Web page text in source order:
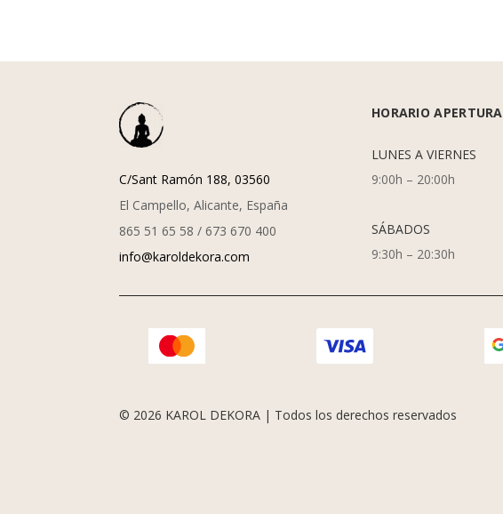
C/Sant Ramón 188, 03560
El Campello, Alicante, España
865 51 65 58 / 673 670 400
info@karoldekora.com
HORARIO APERTURA
LUNES A VIERNES
9:00h – 20:00h
SÁBADOS
9:30h – 20:30h
© 2026 KAROL DEKORA | Todos los derechos reservados